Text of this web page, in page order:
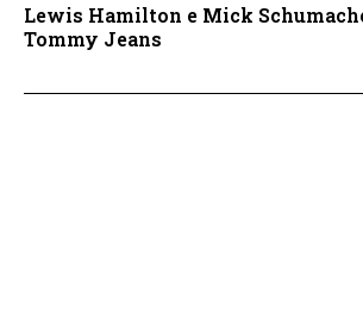
Lewis Hamilton e Mick
Tommy Jeans